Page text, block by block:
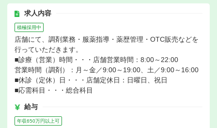
求人内容
積極採用中
店舗にて、調剤業務・服薬指導・薬歴管理・OTC販売などを
行っていただきます。
■診療（営業）時間・・・店舗営業時間：8:00～22:00
営業時間（調剤）：月～金／9:00～19:00、土／9:00～16:00
■休診（定休）日・・・店舗定休日：日曜日、祝日
■応需科目・・・総合科目
給与
年収650万円以上可